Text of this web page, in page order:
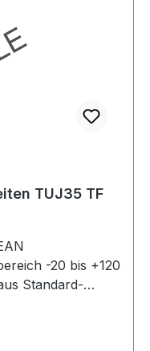
SKF Spann-Gehäuseeinheiten TUJ35 TF
-20 bis +120
Standard-
Farbe